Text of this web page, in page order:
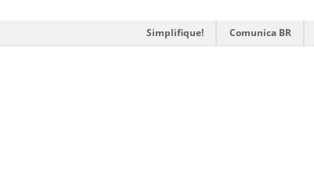
Simplifique! Comunica BR